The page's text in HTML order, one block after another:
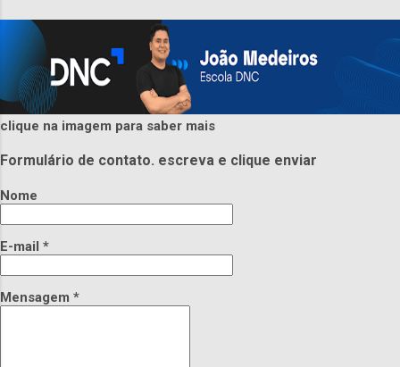
clique na imagem para saber mais
Formulário de contato. escreva e clique enviar
Nome
E-mail *
Mensagem *